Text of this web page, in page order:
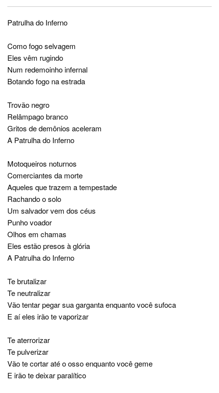
Patrulha do Inferno
Como fogo selvagem
Eles vêm rugindo
Num redemoinho infernal
Botando fogo na estrada
Trovão negro
Relâmpago branco
Gritos de demônios aceleram
A Patrulha do Inferno
Motoqueiros noturnos
Comerciantes da morte
Aqueles que trazem a tempestade
Rachando o solo
Um salvador vem dos céus
Punho voador
Olhos em chamas
Eles estão presos à glória
A Patrulha do Inferno
Te brutalizar
Te neutralizar
Vão tentar pegar sua garganta enquanto você sufoca
E aí eles irão te vaporizar
Te aterrorizar
Te pulverizar
Vão te cortar até o osso enquanto você geme
E irão te deixar paralítico